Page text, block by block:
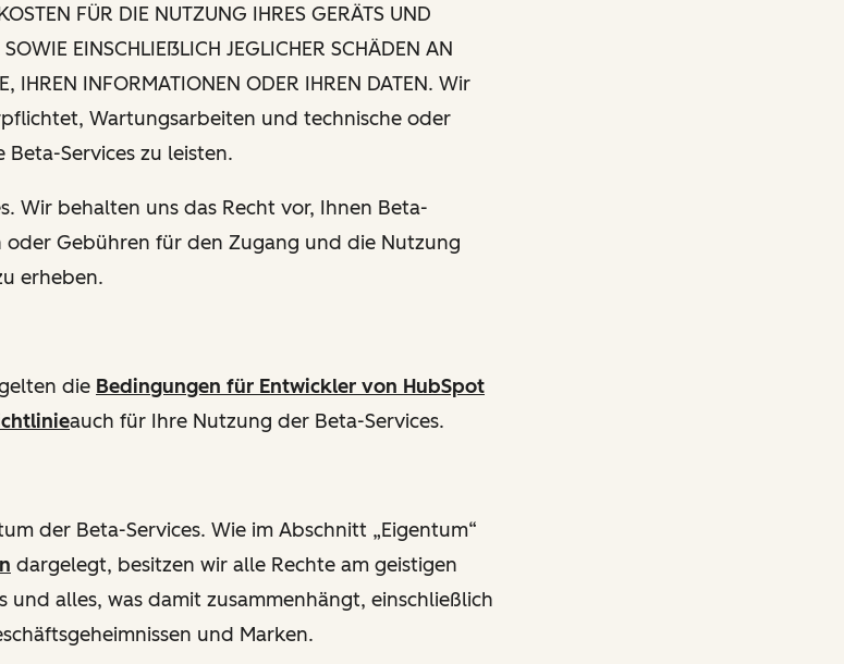
FÜR DIE NUTZUNG IHRES GERÄTS UND
EINSCHLIEẞLICH JEGLICHER SCHÄDEN AN
IHREN INFORMATIONEN ODER IHREN DATEN. Wir
Wartungsarbeiten und technische oder
Services zu leisten.
Wir behalten uns das Recht vor, Ihnen Beta-
oder Gebühren für den Zugang und die Nutzung
erheben.
die Bedingungen für Entwickler von HubSpot
auch für Ihre Nutzung der Beta-Services.
der Beta-Services. Wie im Abschnitt „Eigentum“
dargelegt, besitzen wir alle Rechte am geistigen
und alles, was damit zusammenhängt, einschließlich
und Marken.